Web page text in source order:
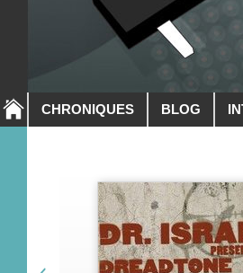
CHRONIQUES BLOG